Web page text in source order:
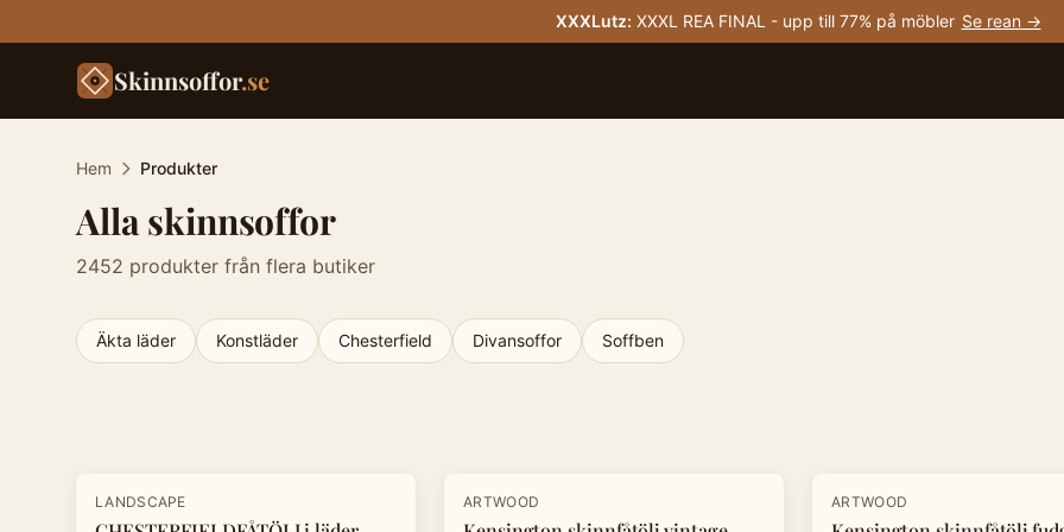
XXXLutz: XXXL REA FINAL - upp till 77% på möbler Se rean →
Skinnsoffor.se
Hem Produkter
Alla skinnsoffor
2452 produkter från flera butiker
Äkta läder Konstläder Chesterfield Divansoffor Soffben
- 30%
LANDSCAPE -20%
ARTWOOD -20%
ARTWOOD